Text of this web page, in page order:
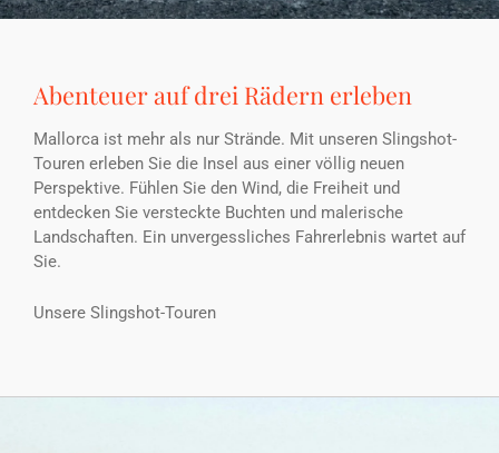
Abenteuer auf drei Rädern erleben
Mallorca ist mehr als nur Strände. Mit unseren Slingshot-
Touren erleben Sie die Insel aus einer völlig neuen
Perspektive. Fühlen Sie den Wind, die Freiheit und
entdecken Sie versteckte Buchten und malerische
Landschaften. Ein unvergessliches Fahrerlebnis wartet auf
Sie.
Unsere Slingshot-Touren